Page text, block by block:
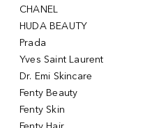
CHANEL
HUDA BEAUTY
Prada
Yves Saint Laurent
Dr. Emi Skincare
Fenty Beauty
Fenty Skin